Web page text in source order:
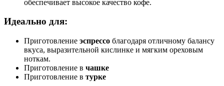
обеспечивает высокое качество кофе.
Идеально для:
Приготовление эспрессо благодаря отличному балансу
вкуса, выразительной кислинке и мягким ореховым
ноткам.
Приготовление в чашке
Приготовление в турке